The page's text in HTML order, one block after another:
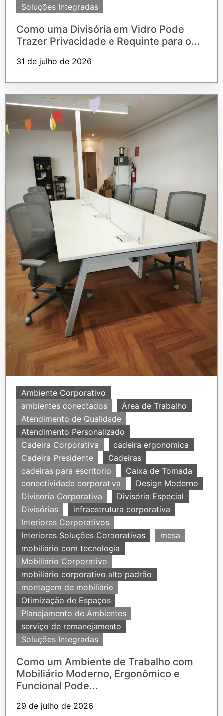
Soluções Integradas
Como uma Divisória em Vidro Pode
Trazer Privacidade e Requinte para o...
31 de julho de 2026
Ambiente Corporativo
ambientes conectados
Área de Trabalho
Atendimento de Qualidade
Atendimento Personalizado
Cadeira Corporativa
cadeira ergonomica
Cadeira Presidente
Cadeiras
cadeiras para escritorio
Caixa de Tomada
conectividade corporativa
Design Moderno
Divisoria Corporativa
Divisória Especial
Divisórias
infraestrutura corporativa
Interiores Corporativos
Interiores Soluções Corporativas
mesa
mobiliário com tecnologia
Mobiliário Corporativo
mobiliário corporativo alto padrão
montagem de mobiliário
Otimização de Espaços
Planejamento de Ambientes
serviço de remanejamento
Soluções Integradas
Como um Ambiente de Trabalho com
Mobiliário Moderno, Ergonômico e
Funcional Pode...
29 de julho de 2026